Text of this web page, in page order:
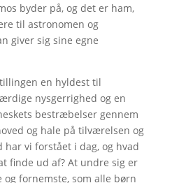
byder på, og det er ham,
til astronomen og
giver sig sine egne
en hyldest til
nysgerrighed og en
bestræbelser gennem
og hale på tilværelsen og
vi forstået i dag, og hvad
finde ud af? At undre sig er
fornemste, som alle børn